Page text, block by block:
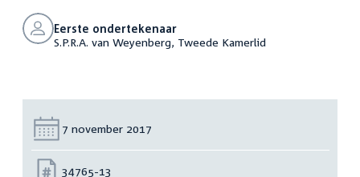
Eerste ondertekenaar
S.P.R.A. van Weyenberg, Tweede Kamerlid
Datum:
7 november 2017
Nummer:
34765-13